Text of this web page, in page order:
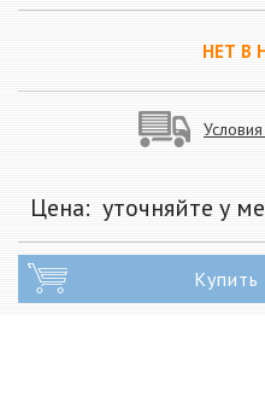
НЕТ В
Цена: уточняйте у
Купить